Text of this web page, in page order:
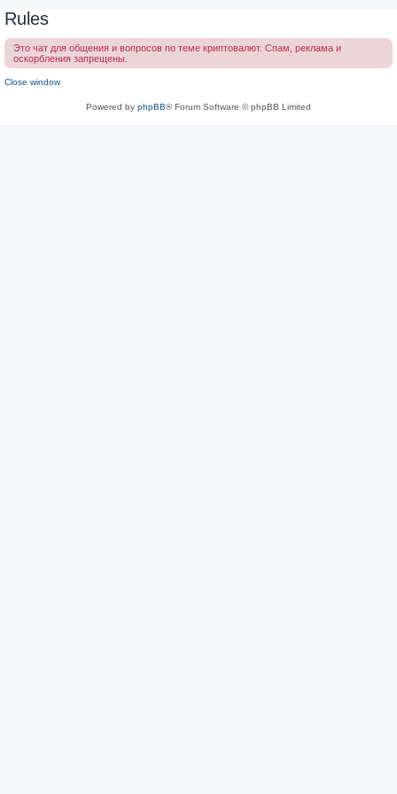
Rules
Это чат для общения и вопросов по теме криптовалют. Спам, реклама и
оскорбления запрещены.
Close window
Powered by phpBB® Forum Software © phpBB Limited